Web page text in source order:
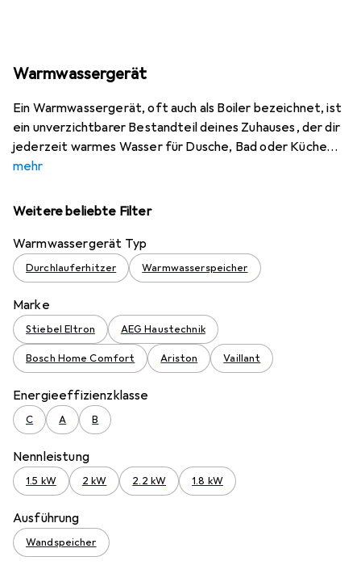
Warmwassergerät
Ein Warmwassergerät, oft auch als Boiler bezeichnet, ist
ein unverzichtbarer Bestandteil deines Zuhauses, der dir
jederzeit warmes Wasser für Dusche, Bad oder Küche
mehr
Weitere beliebte Filter
Warmwassergerät Typ
Durchlauferhitzer Warmwasserspeicher
Marke
Stiebel Eltron AEG Haustechnik
Bosch Home Comfort Ariston Vaillant
Energieeffizienzklasse
C A B
Nennleistung
1.5 kW 2 kW 2.2 kW 1.8 kW
Ausführung
Wandspeicher